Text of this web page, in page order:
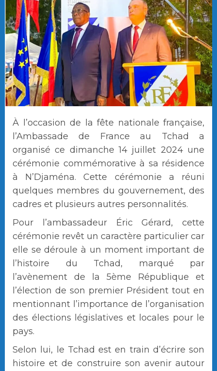
À l’occasion de la fête nationale française,
l’Ambassade de France au Tchad a
organisé ce dimanche 14 juillet 2024 une
cérémonie commémorative à sa résidence
à N’Djaména. Cette cérémonie a réuni
quelques membres du gouvernement, des
cadres et plusieurs autres personnalités.
Pour l’ambassadeur Éric Gérard, cette
cérémonie revêt un caractère particulier car
elle se déroule à un moment important de
l’histoire du Tchad, marqué par
l’avènement de la 5ème République et
l’élection de son premier Président tout en
mentionnant l’importance de l’organisation
des élections législatives et locales pour le
pays.
Selon lui, le Tchad est en train d’écrire son
histoire et de construire son avenir autour